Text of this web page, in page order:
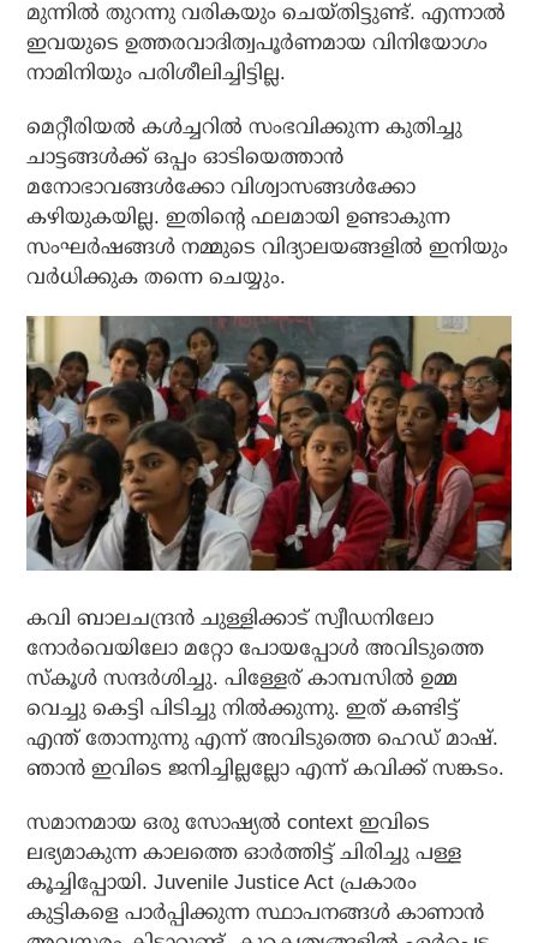
മുന്നിൽ തുറന്നു വരികയും ചെയ്തിട്ടുണ്ട്. എന്നാൽ
ഇവയുടെ ഉത്തരവാദിത്വപൂർണമായ വിനിയോഗം
നാമിനിയും പരിശീലിച്ചിട്ടില്ല.
മെറ്റീരിയൽ കൾച്ചറിൽ സംഭവിക്കുന്ന കുതിച്ചു
ചാട്ടങ്ങൾക്ക് ഒപ്പം ഓടിയെത്താൻ
മനോഭാവങ്ങൾക്കോ വിശ്വാസങ്ങൾക്കോ
കഴിയുകയില്ല. ഇതിന്റെ ഫലമായി ഉണ്ടാകുന്ന
സംഘർഷങ്ങൾ നമ്മുടെ വിദ്യാലയങ്ങളിൽ ഇനിയും
വർധിക്കുക തന്നെ ചെയ്യും.
കവി ബാലചന്ദ്രൻ ചുള്ളിക്കാട് സ്വീഡനിലോ
നോർവെയിലോ മറ്റോ പോയപ്പോൾ അവിടുത്തെ
സ്‌കൂൾ സന്ദർശിച്ചു. പിള്ളേര് കാമ്പസിൽ ഉമ്മ
വെച്ചു കെട്ടി പിടിച്ചു നിൽക്കുന്നു. ഇത് കണ്ടിട്ട്
എന്ത് തോന്നുന്നു എന്ന് അവിടുത്തെ ഹെഡ് മാഷ്.
ഞാൻ ഇവിടെ ജനിച്ചില്ലല്ലോ എന്ന് കവിക്ക് സങ്കടം.
സമാനമായ ഒരു സോഷ്യൽ context ഇവിടെ
ലഭ്യമാകുന്ന കാലത്തെ ഓർത്തിട്ട് ചിരിച്ചു പള്ള
കൂച്ചിപ്പോയി. Juvenile Justice Act പ്രകാരം
കുട്ടികളെ പാർപ്പിക്കുന്ന സ്ഥാപനങ്ങൾ കാണാൻ